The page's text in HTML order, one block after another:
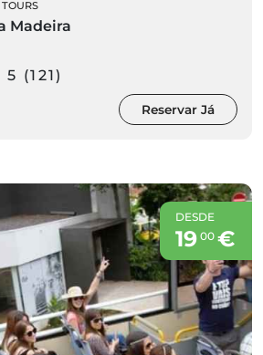
Madeira
5 (121)
Reservar Já
DESDE
19 00€